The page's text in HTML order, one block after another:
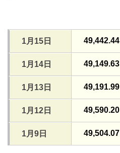
1月15日 49,442.44
1月14日 49,149.63
1月13日 49,191.99
1月12日 49,590.20
1月9日 49,504.07